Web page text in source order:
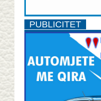
PUBLICITET